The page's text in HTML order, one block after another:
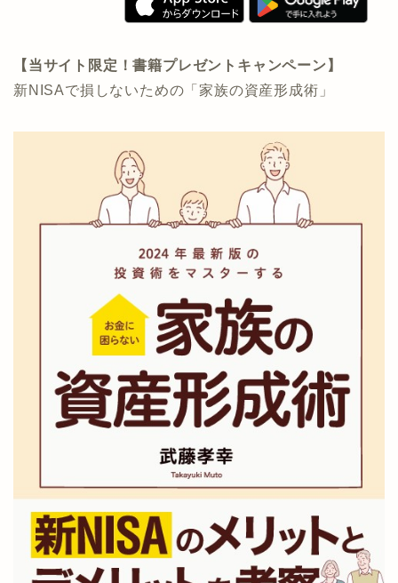
【当サイト限定！書籍プレゼントキャンペーン】
新NISAで損しないための「家族の資産形成術」